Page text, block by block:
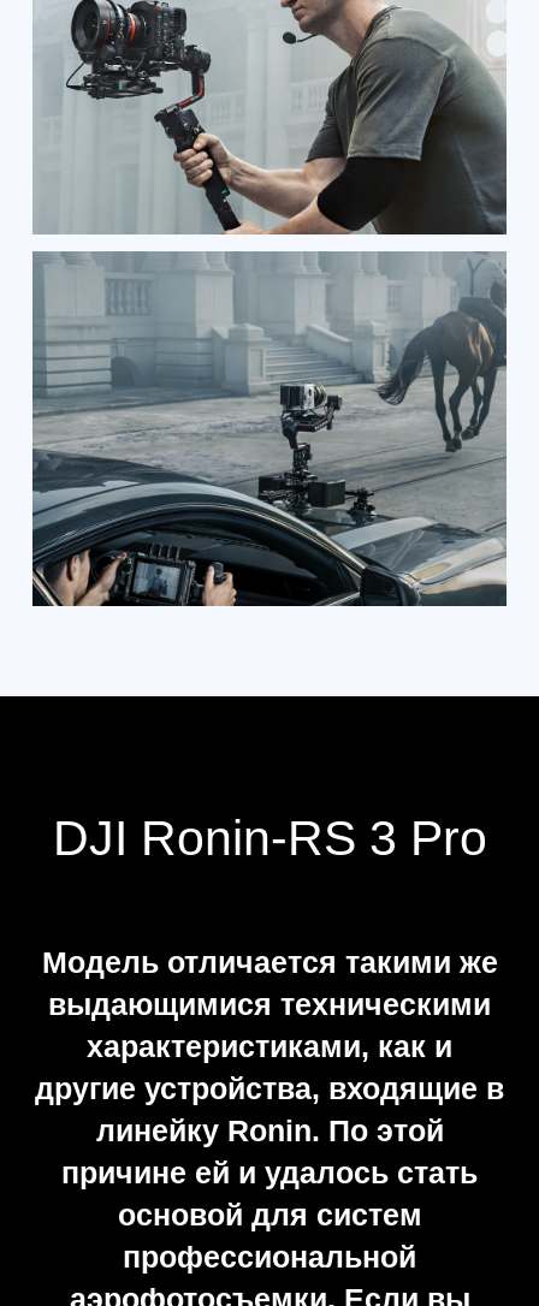
PROФЕССИОНАЛЬНЫЙ
УРОВЕНЬ
Высокая надежность
Благодаря этому он надежен и
не подведет даже в сложных
ситуациях. Еще один плюс
модели — удивительная
грузоподъемность. Лучи
стабилизатора изготовлены из
прочного карбона. В конструкции
также предусмотрены простые в
эксплуатации площадки, к
которым монтируются камеры.
Грузоподъемность
стабилизатора составляет 4,5 кг.